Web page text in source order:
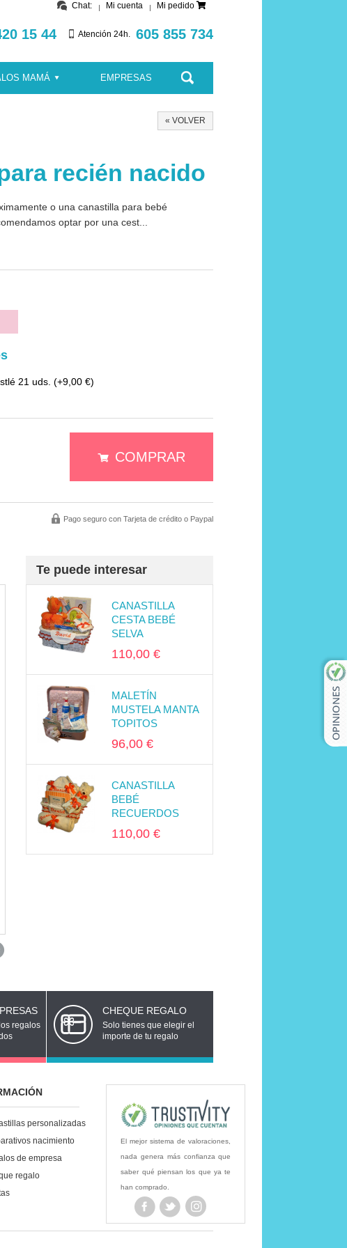
Chat: Mi cuenta Mi pedido
15 44 Atención 24h. 605 855 734
MAMÁ EMPRESAS
« VOLVER
recién nacido
o una canastilla para bebé
optar por una cest...
21 uds. (+9,00 €)
COMPRAR
Pago seguro con Tarjeta de crédito o Paypal
Te puede interesar
CANASTILLA
CESTA BEBÉ
SELVA
110,00 €
MALETÍN
MUSTELA MANTA
TOPITOS
96,00 €
CANASTILLA
BEBÉ
RECUERDOS
110,00 €
regalos
CHEQUE REGALO
Solo tienes que elegir el
importe de tu regalo
personalizadas
nacimiento
de empresa
regalo
El mejor sistema de valoraciones,
nada genera más confianza que
saber qué piensan los que ya te
han comprado.